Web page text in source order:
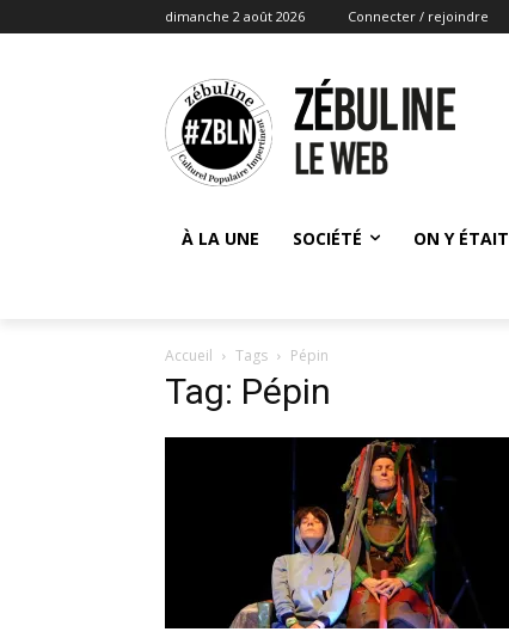
dimanche 2 août 2026 Connecter / rejoindre
À LA UNE SOCIÉTÉ ON Y ÉTAIT
Accueil Tags Pépin
Tag: Pépin